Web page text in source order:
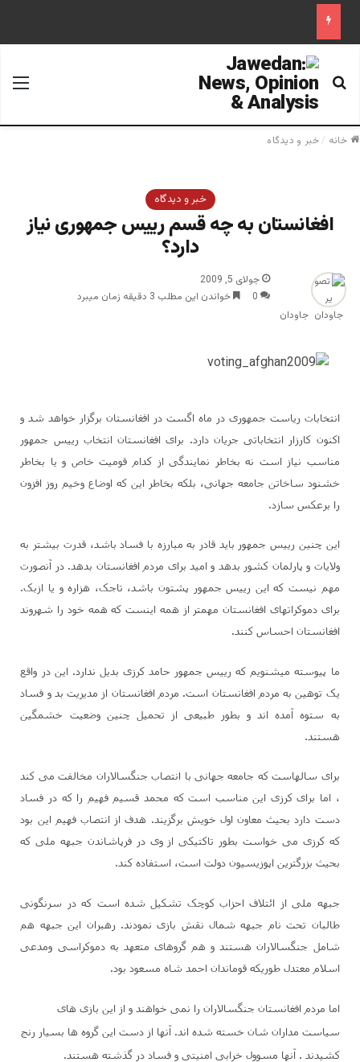
جستجو برای
خانه /خبر و دیدگاه
خبر و دیدگاه
افغانستان به چه قسم رییس جمهوری نیاز
دارد؟
جاودان
جولای 5, 2009
0
خواندن این مطلب 3 دقیقه زمان میبرد
انتخابات ریاست جمهوری در ماه اگست در افغانستان برگزار خواهد شد و
اکنون کارزار انتخاباتی جریان دارد. برای افغانستان انتخاب رییس جمهور
مناسب نیاز است نه بخاطر نمایندگی از کدام قومیت خاص و یا بخاطر
خشنود ساخاتن جامعه جهانی، بلکه بخاطر این که اوضاع وخیم روز افزون
را برعکس سازد.
این چنین رییس جمهور باید قادر به مبارزه با فساد باشد، قدرت بیشتر به
ولایات و پارلمان کشور بدهد و امید برای مردم افغانستان بدهد. در آنصورت
مهم نیست که این رییس جمهور پشتون باشد، تاجک، هزاره و یا ازبک.
برای دموکراتهای افغانستان مهمتر از همه اینست که همه خود را شهروند
افغانستان احساس کنند.
ما پیوسته میشنویم که رییس جمهور حامد کرزی بدیل ندارد. این در واقع
یک توهین به مردم افغانستان است. مردم افغانستان از مدیریت بد و فساد
به ستوه آمده اند و بطور طبیعی از تحمیل چنین وضعیت خشمگین
هستند.
برای سالهاست که جامعه جهانی با انتصاب جنگسالاران مخالفت می کند
، اما برای کرزی این مناسب است که محمد قسیم فهیم را که در فساد
دست دارد بحیث معاون اول خویش برگزیند. هدف از انتصاب فهیم این بود
که کرزی می خواست بطور تاکتیکی از وی در فرپاشاندن جبهه ملی که
بحیث بزرگترین اپوزیسیون دولت است، استفاده کند.
جبهه ملی از ائتلاف احزاب کوچک تشکیل شده است که در سرنگونی
طالبان تحت نام جبهه شمال نقش بازی نمودند. رهبران این جبهه هم
شامل جنگسالاران هستند و هم گروهای متعهد به دموکراسی ومدعی
اسلام معتدل طوریکه قوماندان احمد شاه مسعود بود.
اما مردم افغانستان جنگسالاران را نمی خواهند و از این بازی های
سیاست مداران شان خسته شده اند. آنها از دست این گروه ها بسیار رنج
کشیدند . آنها مسوول خرابی امنیتی و فساد در گذشته هستند.